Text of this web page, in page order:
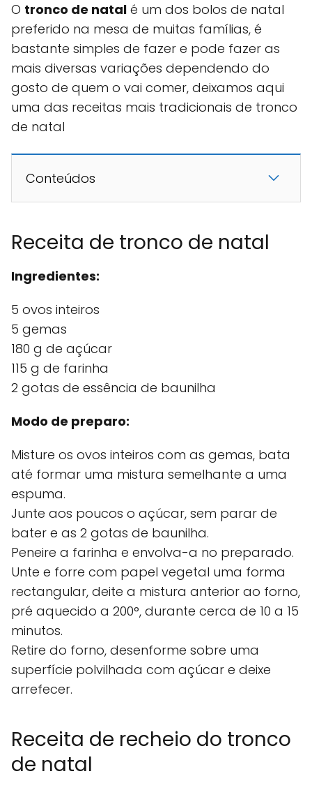
O tronco de natal é um dos bolos de natal
preferido na mesa de muitas famílias, é
bastante simples de fazer e pode fazer as
mais diversas variações dependendo do
gosto de quem o vai comer, deixamos aqui
uma das receitas mais tradicionais de tronco
de natal
Conteúdos
Receita de tronco de natal
Ingredientes:
5 ovos inteiros
5 gemas
180 g de açúcar
115 g de farinha
2 gotas de essência de baunilha
Modo de preparo:
Misture os ovos inteiros com as gemas, bata
até formar uma mistura semelhante a uma
espuma.
Junte aos poucos o açúcar, sem parar de
bater e as 2 gotas de baunilha.
Peneire a farinha e envolva-a no preparado.
Unte e forre com papel vegetal uma forma
rectangular, deite a mistura anterior ao forno,
pré aquecido a 200°, durante cerca de 10 a 15
minutos.
Retire do forno, desenforme sobre uma
superfície polvilhada com açúcar e deixe
arrefecer.
Receita de recheio do tronco
de natal